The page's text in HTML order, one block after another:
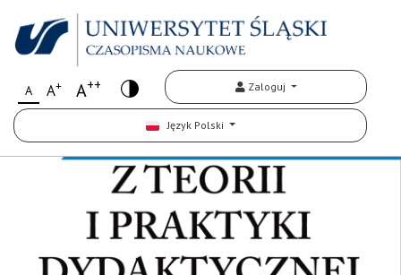
A A+ A++ Zaloguj
Język Polski